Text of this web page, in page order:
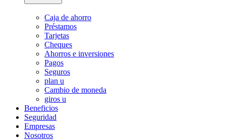
Caja de ahorro
Préstamos
Tarjetas
Cheques
Ahorros e inversiones
Pagos
Seguros
plan u
Cambio de moneda
giros u
Beneficios
Seguridad
Empresas
Nosotros